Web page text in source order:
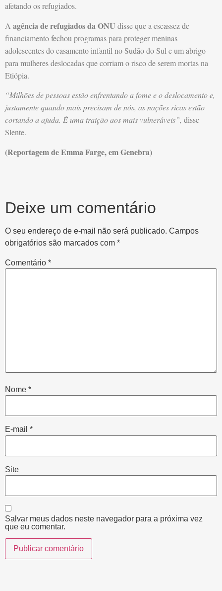
afetando os refugiados.
A agência de refugiados da ONU disse que a escassez de
financiamento fechou programas para proteger meninas
adolescentes do casamento infantil no Sudão do Sul e um abrigo
para mulheres deslocadas que corriam o risco de serem mortas na
Etiópia.
“Milhões de pessoas estão enfrentando a fome e o deslocamento e,
justamente quando mais precisam de nós, as nações ricas estão
cortando a ajuda. É uma traição aos mais vulneráveis”, disse
Slente.
(Reportagem de Emma Farge, em Genebra)
Deixe um comentário
O seu endereço de e-mail não será publicado. Campos
obrigatórios são marcados com *
Comentário *
Nome *
E-mail *
Site
Salvar meus dados neste navegador para a próxima vez
que eu comentar.